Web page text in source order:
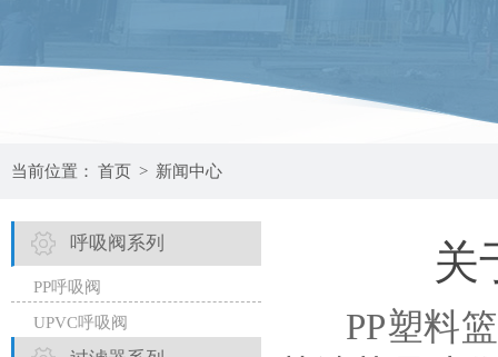
当前位置： 首页 > 新闻中心
呼吸阀系列
PP呼吸阀
UPVC呼吸阀
关
PP塑料篮